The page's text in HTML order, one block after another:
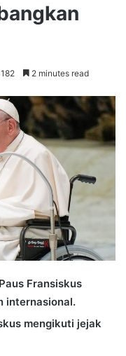
182 2 minutes read
Fransiskus
internasional.
mengikuti jejak